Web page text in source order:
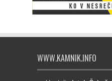
WWW.KAMNIK.INFO